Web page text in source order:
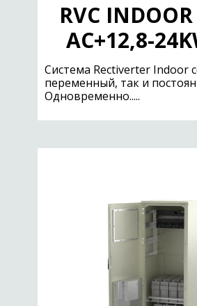
RVC
AC+12,8-
Cистема Rectiverter Indoor
переменный, так и
Одновременно.....